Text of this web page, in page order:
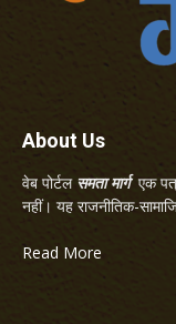
About Us
वेब पोर्टल समता मार्गएक
नहीं। यह राजनीतिक-
Read More